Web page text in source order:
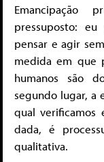
Emancipação
pressuposto:
pensar e agir
medida em que
humanos são
segundo lugar, a
qual verificamos
dada, é
qualitativa.